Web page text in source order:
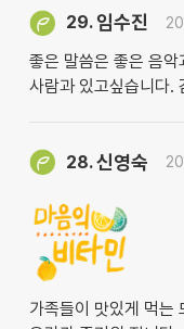
29. 임수진
좋은 말씀은 좋은 음
사람과 있고싶습니다.
28.신영숙
가족들이 맛있게 먹는